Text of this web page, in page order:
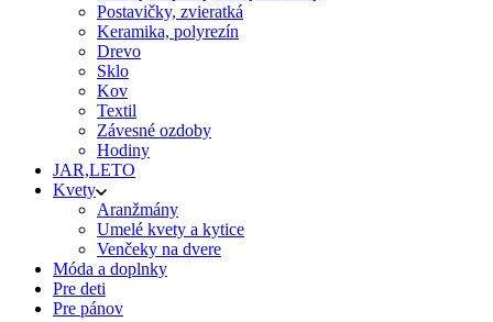
Postavičky, zvieratká
Keramika, polyrezín
Drevo
Sklo
Kov
Textil
Závesné ozdoby
Hodiny
JAR,LETO
Kvety
Aranžmány
Umelé kvety a kytice
Venčeky na dvere
Móda a doplnky
Pre deti
Pre pánov